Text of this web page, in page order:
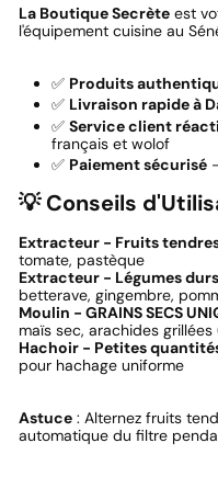
La Boutique Secrète est
l'équipement cuisine au
✅ Produits
✅ Livraison rapide à
✅ Service client
français et wolof
✅ Paiement sécurisé
💡 Conseils
Extracteur - Fruits
tomate, pastèque
Extracteur - Légumes
betterave, gingembre,
Moulin - GRAINS SECS
maïs sec, arachides
Hachoir - Petites
pour hachage uniforme
Astuce : Alternez fruits
automatique du filtre